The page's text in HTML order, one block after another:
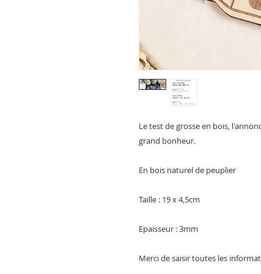
Le test de grosse en bois,
grand bonheur.
En bois naturel de peuplier
Taille : 19 x 4,5cm
Epaisseur : 3mm
Merci de saisir toutes les